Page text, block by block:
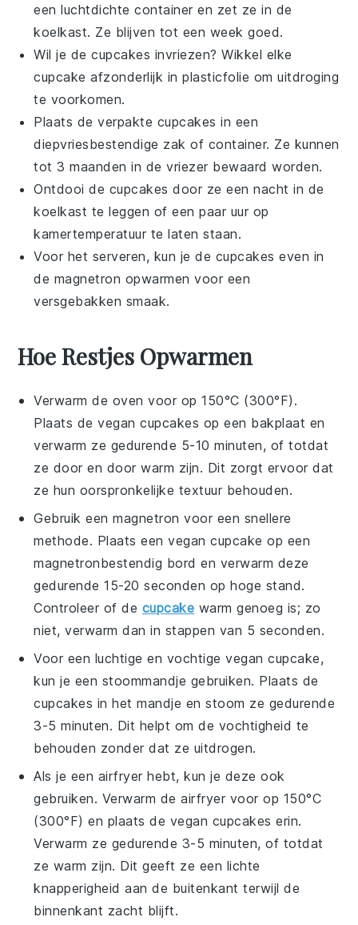
een luchtdichte container en zet ze in de
koelkast. Ze blijven tot een week goed.
Wil je decupcakes invriezen? Wikkel elke
cupcake afzonderlijk in plasticfolie om uitdroging
te voorkomen.
Plaats de verpakte cupcakes in een
diepvriesbestendige zak of container. Ze kunnen
tot 3 maanden in de vriezer bewaard worden.
Ontdooi de cupcakes door ze een nacht in de
koelkast te leggen of een paar uur op
kamertemperatuur te laten staan.
Voor het serveren, kun je de cupcakes even in
de magnetron opwarmen voor een
versgebakken smaak.
Hoe Restjes Opwarmen
Verwarm de oven voor op 150°C (300°F).
Plaats devegan cupcakes op een bakplaat en
verwarm ze gedurende 5-10 minuten, of totdat
ze door en door warm zijn. Dit zorgt ervoor dat
ze hun oorspronkelijke textuur behouden.
Gebruik een magnetron voor een snellere
methode. Plaats eenvegan cupcake op een
magnetronbestendig bord en verwarm deze
gedurende 15-20 seconden op hoge stand.
Controleer of de cupcake warm genoeg is; zo
niet, verwarm dan in stappen van 5 seconden.
Voor een luchtige en vochtigevegan cupcake,
kun je een stoommandje gebruiken. Plaats de
cupcakes in het mandje en stoom ze gedurende
3-5 minuten. Dit helpt om de vochtigheid te
behouden zonder dat ze uitdrogen.
Als je een airfryer hebt, kun je deze ook
gebruiken. Verwarm de airfryer voor op 150°C
(300°F) en plaats de vegan cupcakes erin.
Verwarm ze gedurende 3-5 minuten, of totdat
ze warm zijn. Dit geeft ze een lichte
knapperigheid aan de buitenkant terwijl de
binnenkant zacht blijft.